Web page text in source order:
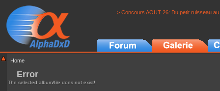
> Concours AOUT 26: Du petit ruisseau
Home
Error
The selected album/file does not exist!